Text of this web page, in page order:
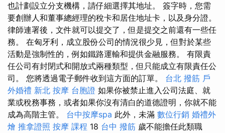
也計劃設立分支機構，請仔細選擇其地址。 簽字時，您需
要創辦人和董事總經理的稅卡和居住地址卡，以及身分證。
律師連署後，文件就可以提交了，但是提交之前還有一些任
務。 在匈牙利，成立股份公司的情況很少見，但對於某些
活動是強制性的，例如鐵路運輸和提供金融服務。 有限責
任公司有封閉式和開放式兩種類型，但只能成立有限責任公
司。 您將透過電子郵件收到這方面的訂單。 台北 撥筋 戶
外婚禮 新北 按摩 台胞證 如果你被禁止進入公司法庭、就
業或稅務事務，或者如果你沒有清白的道德證明，你就不能
成為高階主管。 台中按摩spa 此外，未滿 數位行銷 婚禮外
燴 推拿證照 按摩 課程 18 台中 撥筋 歲不能擔任此類職